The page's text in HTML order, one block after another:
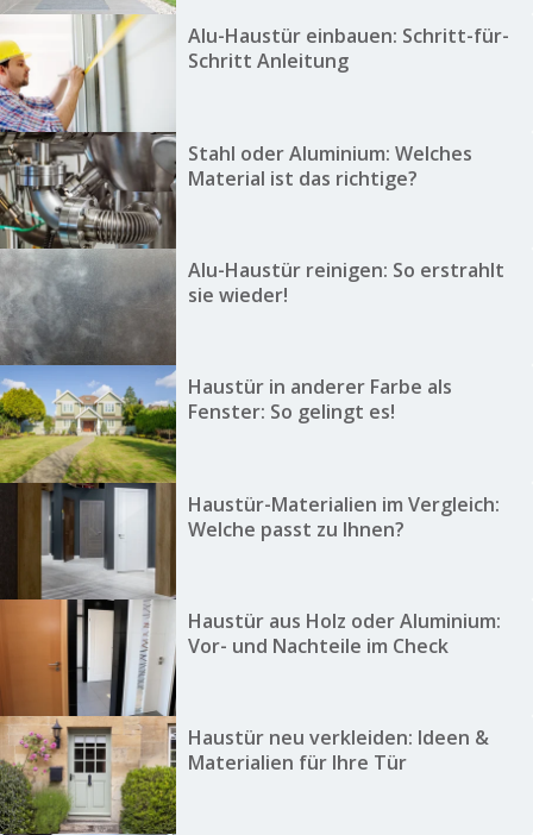
Alu-Haustür einbauen: Schritt-für-
Schritt Anleitung
Stahl oder Aluminium: Welches
Material ist das richtige?
Alu-Haustür reinigen: So erstrahlt
sie wieder!
Haustür in anderer Farbe als
Fenster: So gelingt es!
Haustür-Materialien im Vergleich:
Welche passt zu Ihnen?
Haustür aus Holz oder Aluminium:
Vor- und Nachteile im Check
Haustür neu verkleiden: Ideen &
Materialien für Ihre Tür